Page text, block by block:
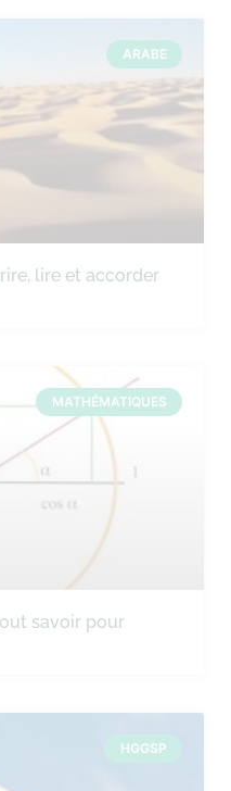
ARABE
lire et accorder
MATHÉMATIQUES
savoir pour
HGGSP